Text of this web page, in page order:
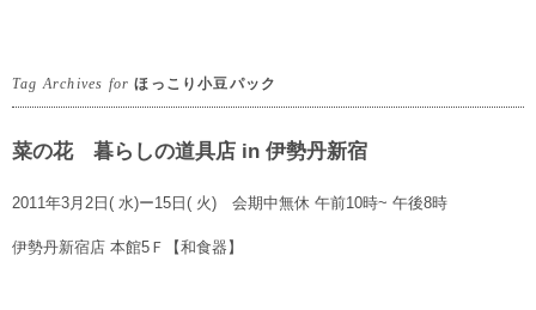
Tag Archives forほっこり小豆パック
菜の花 暮らしの道具店 in 伊勢丹新宿
2011年3月2日( 水)ー15日( 火) 会期中無休 午前10時~ 午後8時
伊勢丹新宿店 本館5Ｆ【和食器】